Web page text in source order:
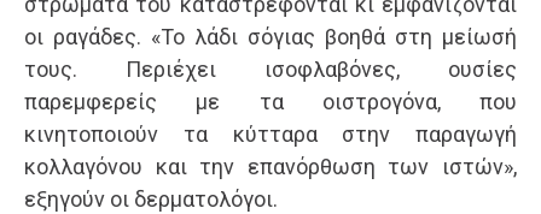
οι ραγάδες. «Το λάδι σόγιας βοηθά στη μείωσή
τους. Περιέχει ισοφλαβόνες, ουσίες
παρεμφερείς με τα οιστρογόνα, που
κινητοποιούν τα κύτταρα στην παραγωγή
κολλαγόνου και την επανόρθωση των ιστών»,
εξηγούν οι δερματολόγοι.